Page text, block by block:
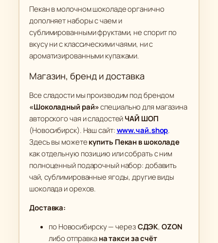
Пекан в молочном шоколаде органично
дополняет наборы с чаем и
сублимированными фруктами, не спорит по
вкусу ни с классическими чаями, ни с
ароматизированными купажами.
Магазин, бренд и доставка
Все сладости мы производим под брендом
«Шоколадный рай»специально для магазина
авторского чая и сладостейЧАЙ ШОП
(Новосибирск). Наш сайт:www.чай.shop.
Здесь вы можетекупить Пекан в шоколаде
как отдельную позицию или собрать с ним
полноценный подарочный набор: добавить
чай, сублимированные ягоды, другие виды
шоколада и орехов.
Доставка:
по Новосибирску — черезСДЭК,OZON
либо отправкана такси за счёт